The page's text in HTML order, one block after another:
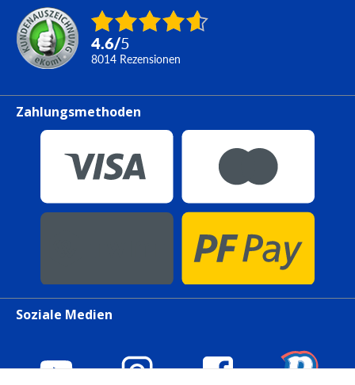
4.6/5
8014 Rezensionen
Zahlungsmethoden
Soziale Medien